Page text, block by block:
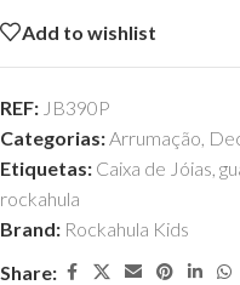
Add to wishlist
REF: JB390P
Categorias:Arrumação,
Etiquetas: Caixa de Jóias,
rockahula
Brand: Rockahula Kids
Share: